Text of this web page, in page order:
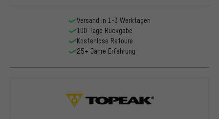
Versand in 1-3 Werktagen
100 Tage Rückgabe
Kostenlose Retoure
25+ Jahre Erfahrung